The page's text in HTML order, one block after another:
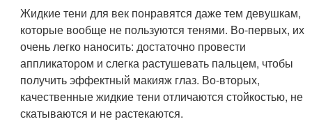
Жидкие тени для век понравятся даже тем девушкам,
которые вообще не пользуются тенями. Во-первых, их
очень легко наносить: достаточно провести
аппликатором и слегка растушевать пальцем, чтобы
получить эффектный макияж глаз. Во-вторых,
качественные жидкие тени отличаются стойкостью, не
скатываются и не растекаются.